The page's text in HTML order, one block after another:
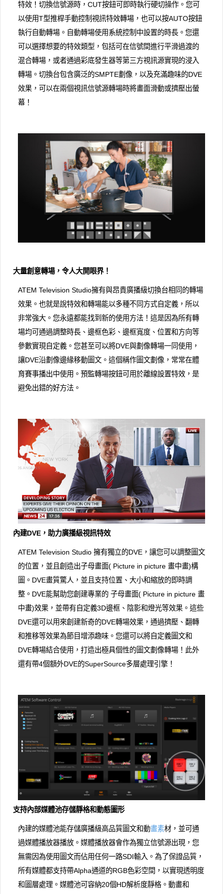
特效！切換信號源時，CUT按鈕可即時執行硬切操作。您可
以使用T型推桿手動控制視訊特效轉場，也可以按AUTO按鈕
執行自動轉場。自動轉場使用系統控制中設置的時長。您還
可以選擇想要的特效類型，包括可在信號間進行平滑過渡的
混合轉場，或者通過彩底發生器等第三方視訊源實現的浸入
轉場。切換台包含廣泛的SMPTE劃像，以及充滿趣味的DVE
效果，可以在兩個視訊信號源轉場時將畫面滑動或擠壓出螢
幕！
大量創意轉場，令人大開眼界！
ATEM Television Studio擁有與昂貴廣播級切換台相同的轉場
效果。也就是說特效和轉場能以多種不同方式自定義，所以
非常強大。您永遠都能找到新的使用方法！這是因為所有轉
場均可通過調整時長、邊框色彩、邊框寬度、位置和方向等
參數實現自定義。您甚至可以將DVE與劃像轉場一同使用，
讓DVE沿劃像邊緣移動圖文。這個稱作圖文劃像，常常在體
育賽事播出中使用。預監轉場按鈕可用於離線設置特效，是
避免出錯的好方法。
內建DVE，助力廣播級視訊特效
ATEM Television Studio 擁有獨立的DVE，讓您可以調整圖文
的位置，並且創造出子母畫面( Picture in picture 畫中畫)構
圖。DVE畫質驚人，並且支持位置、大小和縮放的即時調
整。DVE能幫助您創建專業的 子母畫面( Picture in picture 畫
中畫)效果，並帶有自定義3D邊框、陰影和燈光等效果。這些
DVE還可以用來創建新奇的DVE轉場效果，通過擠壓、翻轉
和推移等效果為節目增添趣味。您還可以將自定義圖文和
DVE轉場結合使用，打造出極具個性的圖文劃像轉場！此外
還有帶4個額外DVE的SuperSource多層處理引擎！
支持內部媒體池存儲靜格和動態圖形
內建的媒體池能存儲廣播級高品質圖文和動畫素材，並可通
過媒體播放器播放。媒體播放器會作為獨立信號源出現，您
無需因為使用圖文而佔用任何一路SDI輸入。為了保證品質，
所有媒體都支持帶Alpha通道的RGB色彩空間，以實現透明度
和圖層處理。媒體池可容納20個HD解析度靜格。動畫和